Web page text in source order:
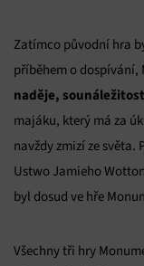
Zatímco původní hra
příběhem o dospívání,
naděje,
majáku, který má za
navždy zmizí ze
Ustwo Jamieho
byl dosud ve hře
Všechny tři hry